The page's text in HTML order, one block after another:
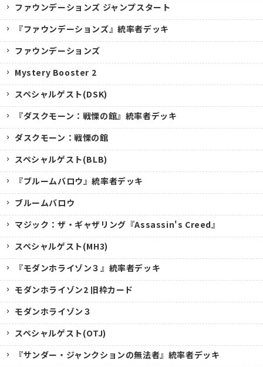
ファウンデーションズ ジャンプスタート
『ファウンデーションズ』統率者デッキ
ファウンデーションズ
Mystery Booster 2
スペシャルゲスト(DSK)
『ダスクモーン：戦慄の館』統率者デッキ
ダスクモーン：戦慄の館
スペシャルゲスト(BLB)
『ブルームバロウ』統率者デッキ
ブルームバロウ
マジック：ザ・ギャザリング『Assassin's Creed』
スペシャルゲスト(MH3)
『モダンホライゾン３』統率者デッキ
モダンホライゾン2 旧枠カード
モダンホライゾン３
スペシャルゲスト(OTJ)
『サンダー・ジャンクションの無法者』統率者デッキ